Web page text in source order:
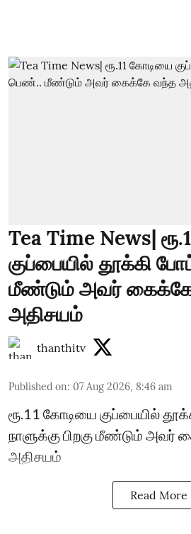
Tea Time News|
குப்பையில் தூக்கி
மீண்டும் அவர்
அதிசயம்
thanthitv
Published on: 07 Aug 2026, 8:46 am
ரூ.11 கோடியை குப்பையில்
நாளுக்கு பிறகு மீண்டும் அவர்
அதிசயம்
Read More